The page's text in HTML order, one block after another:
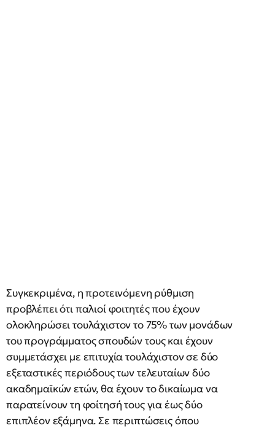
Συγκεκριμένα, η προτεινόμενη ρύθμιση
προβλέπει ότι παλιοί φοιτητές που έχουν
ολοκληρώσει τουλάχιστον το 75% των μονάδων
του προγράμματος σπουδών τους και έχουν
συμμετάσχει με επιτυχία τουλάχιστον σε δύο
εξεταστικές περιόδους των τελευταίων δύο
ακαδημαϊκών ετών, θα έχουν το δικαίωμα να
παρατείνουν τη φοίτησή τους για έως δύο
επιπλέον εξάμηνα. Σε περιπτώσεις όπου